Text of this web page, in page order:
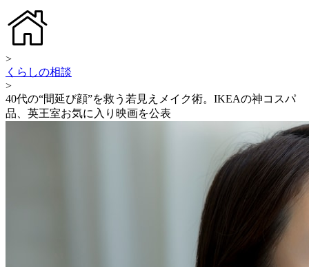
>
くらしの相談
>
40代の“間延び顔”を救う若見えメイク術。IKEAの神コスパ
品、英王室お気に入り映画を公表